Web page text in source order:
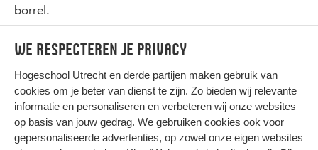
We respecteren je privacy
Hogeschool Utrecht en derde partijen maken gebruik van
cookies om je beter van dienst te zijn. Zo bieden wij relevante
informatie en personaliseren en verbeteren wij onze websites
op basis van jouw gedrag. We gebruiken cookies ook voor
gepersonaliseerde advertenties, op zowel onze eigen websites
borrel.
Voor meer info een aanmelden bezoek onze
HIER KOMT ALLES SAMEN